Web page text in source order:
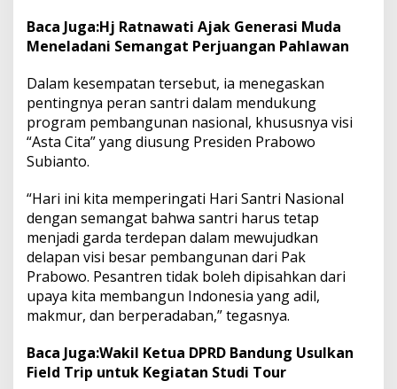
Baca Juga:Hj Ratnawati Ajak Generasi Muda
Meneladani Semangat Perjuangan Pahlawan
Dalam kesempatan tersebut, ia menegaskan
pentingnya peran santri dalam mendukung
program pembangunan nasional, khususnya visi
“Asta Cita” yang diusung Presiden Prabowo
Subianto.
“Hari ini kita memperingati Hari Santri Nasional
dengan semangat bahwa santri harus tetap
menjadi garda terdepan dalam mewujudkan
delapan visi besar pembangunan dari Pak
Prabowo. Pesantren tidak boleh dipisahkan dari
upaya kita membangun Indonesia yang adil,
makmur, dan berperadaban,” tegasnya.
Baca Juga:Wakil Ketua DPRD Bandung Usulkan
Field Trip untuk Kegiatan Studi Tour